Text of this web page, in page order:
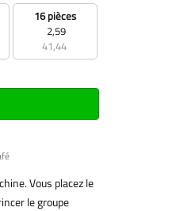
16 pièces
2,59
41,44
Vous placez le
le groupe